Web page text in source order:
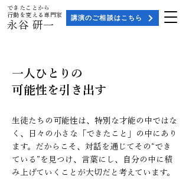
​できたことから
行動を変える専門家
永谷 研一
講演のご相談はこちら
一人ひとりの
可能性を引き出す
生徒たちの可能性は、特別な才能の中ではな
く、日々の小さな「できたこと」の中にあり
ます。だからこそ、対話を通じてその“でき
ている”を見つけ、言葉にし、自分の中に積
み上げていくことが大切だと考えています。